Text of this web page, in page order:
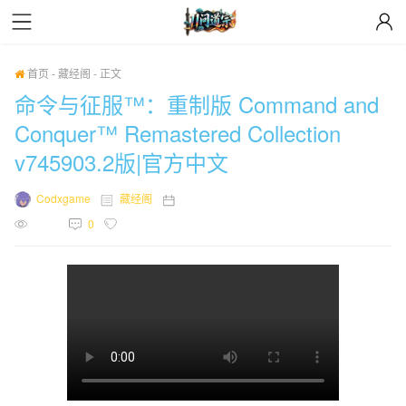
首页 -藏经阁 - 正文
命令与征服™：重制版 Command and
Conquer™ Remastered Collection
v745903.2版|官方中文
Codxgame 藏经阁
0